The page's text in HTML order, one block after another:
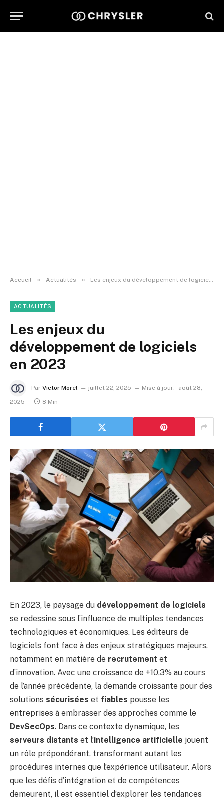
Accueil » Actualités » Les enjeux du développement de logiciels en 2023
ACTUALITÉS
Les enjeux du
développement de logiciels
en 2023
Par Victor Morel juillet 22, 2025 Mise à jour:
août 28,
2025
8 Min
En 2023, le paysage du développement de logiciels
se redessine sous l’influence de multiples tendances
technologiques et économiques. Les éditeurs de
logiciels font face à des enjeux stratégiques majeurs,
notamment en matière de recrutement et
d’innovation. Avec une croissance de +10,3% au cours
de l’année précédente, la demande croissante pour des
solutions sécurisées et fiables pousse les
entreprises à embrasser des approches comme le
DevSecOps. Dans ce contexte dynamique, les
serveurs distants et l’intelligence artificielle jouent
un rôle prépondérant, transformant autant les
procédures internes que l’expérience utilisateur. Alors
que les défis d’intégration et de compétences
demeurent, il est essentiel d’explorer les tendances